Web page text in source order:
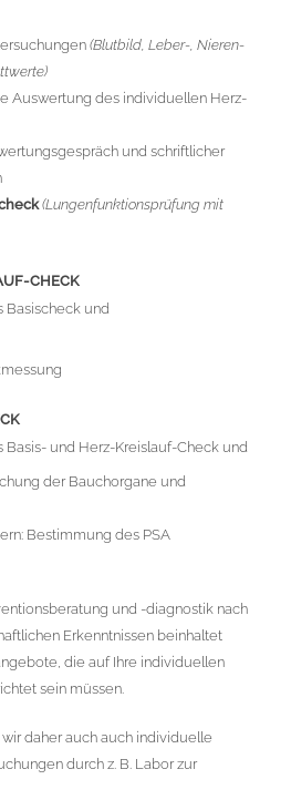
(Blutbild, Leber-, Nieren-
Auswertung des individuellen Herz-
und schriftlicher
(Lungenfunktionsprüfung mit
CHECK
Basischeck und
und Herz-Kreislauf-Check und
der Bauchorgane und
Bestimmung des PSA
und -diagnostik nach
Erkenntnissen beinhaltet
die auf Ihre individuellen
sein müssen.
daher auch auch individuelle
durch z. B. Labor zur